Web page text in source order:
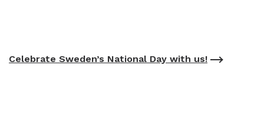
Celebrate Sweden’s National Day with us!